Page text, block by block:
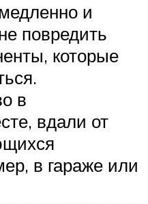
и
повредить
которые
в
вдали от
в гараже или